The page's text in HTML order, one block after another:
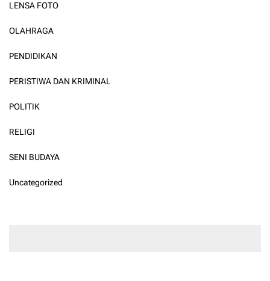
LENSA FOTO
OLAHRAGA
PENDIDIKAN
PERISTIWA DAN KRIMINAL
POLITIK
RELIGI
SENI BUDAYA
Uncategorized